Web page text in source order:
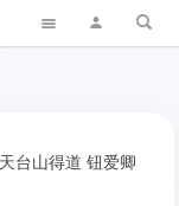
台山得道 钮爱卿